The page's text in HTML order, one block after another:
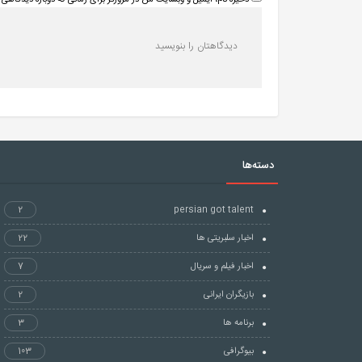
دسته‌ها
persian got talent
2
اخبار سلبریتی ها
22
اخبار فیلم و سریال
7
بازیگران ایرانی
2
برنامه ها
3
بیوگرافی
103